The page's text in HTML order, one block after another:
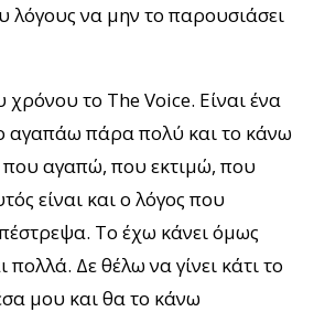
λόγους να μην το παρουσιάσει
το The Voice. Είναι ένα
αγαπάω πάρα πολύ και το κάνω
αγαπώ, που εκτιμώ, που
είναι και ο λόγος που
Το έχω κάνει όμως
πολλά. Δε θέλω να γίνει κάτι το
μου και θα το κάνω